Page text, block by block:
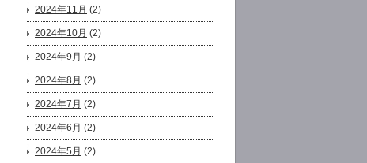
2024年11月 (2)
2024年10月 (2)
2024年9月 (2)
2024年8月 (2)
2024年7月 (2)
2024年6月 (2)
2024年5月 (2)